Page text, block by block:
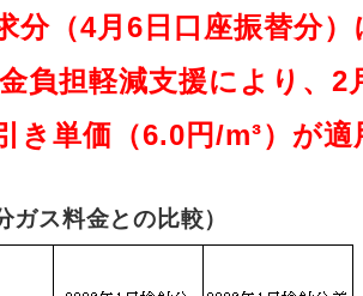
（4月6日口座振替分
負担軽減支援により、2
き単価（6.0円/m³）が
ス料金との比較）